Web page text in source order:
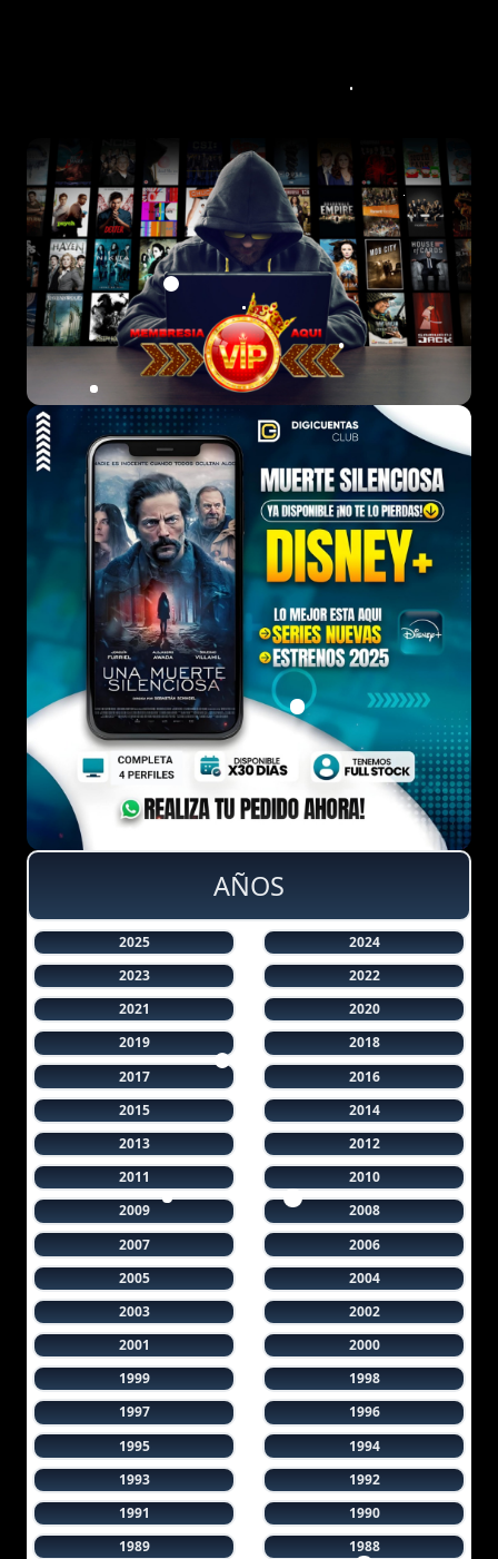
AÑOS
2025
2024
2023
2022
2021
2020
2019
2018
2017
2016
2015
2014
2013
2012
2011
2010
2009
2008
2007
2006
2005
2004
2003
2002
2001
2000
1999
1998
1997
1996
1995
1994
1993
1992
1991
1990
1989
1988